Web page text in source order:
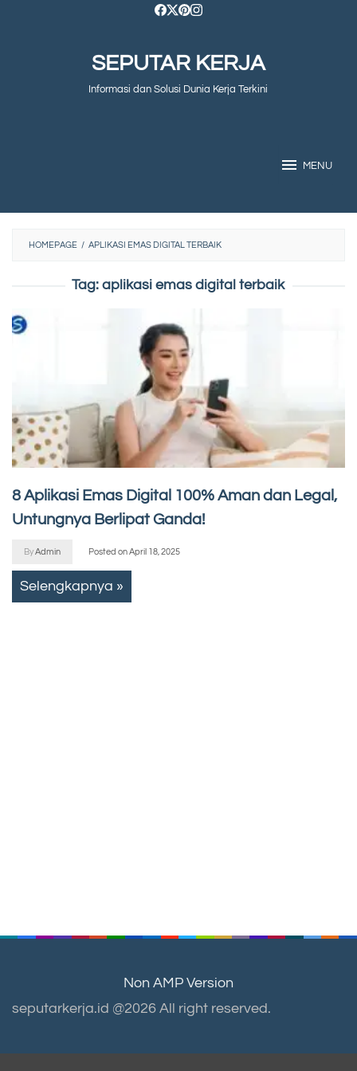
SEPUTAR KERJA
Informasi dan Solusi Dunia Kerja Terkini
MENU
HOMEPAGE / APLIKASI EMAS DIGITAL TERBAIK
Tag:aplikasi emas digital terbaik
8 Aplikasi Emas Digital 100% Aman dan Legal,
Untungnya Berlipat Ganda!
ByAdmin Posted onApril 18, 2025
Selengkapnya »
Non AMP Version
seputarkerja.id @2026 All right reserved.